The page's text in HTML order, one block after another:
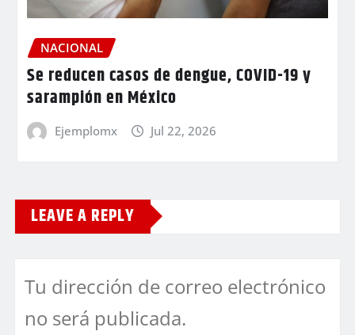
NACIONAL
Se reducen casos de dengue, COVID-19 y
sarampión en México
Ejemplomx Jul 22, 2026
LEAVE A REPLY
Tu dirección de correo electrónico
no será publicada.